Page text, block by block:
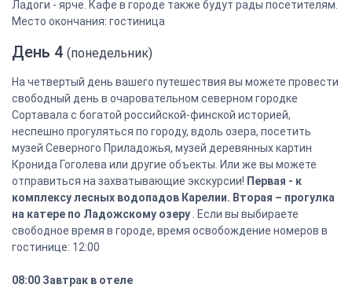
Ладоги - ярче. Кафе в городе также будут рады посетителям.
Место окончания: гостиница
День 4 (понедельник)
На четвертый день вашего путешествия вы можете провести
свободный день в очаровательном северном городке
Сортавала с богатой российской-финской историей,
неспешно прогуляться по городу, вдоль озера, посетить
музей Северного Приладожья, музей деревянных картин
Кронида Гоголева или другие объекты. Или же вы можете
отправиться на захватывающие экскурсии! Первая - к
комплексу лесных водопадов Карелии. Вторая – прогулка
на катере по Ладожскому озеру
. Если вы выбираете
свободное время в городе, время освобождение номеров в
гостинице: 12:00
08:00 Завтрак в отеле